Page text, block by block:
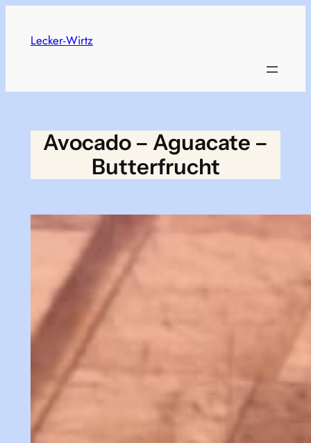
content
Lecker-Wirtz
Avocado – Aguacate –
Butterfrucht